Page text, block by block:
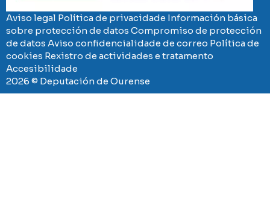
Aviso legal Política de privacidade Información básica
sobre protección de datos Compromiso de protección
de datos Aviso confidencialidade de correo Política de
cookies Rexistro de actividades e tratamento
Accesibilidade
2026 © Deputación de Ourense